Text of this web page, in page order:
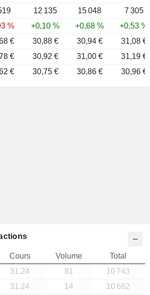
12 135 15 048
7 305
% +0,10 % +0,68 %
+0,53 %
€ 30,88 € 30,94 €
31,08 €
€ 30,92 € 31,00 €
31,19 €
€ 30,75 € 30,86 € 30,96 €
Cours Volume
Total
31,24 81
10 743
31,24 14
10 662